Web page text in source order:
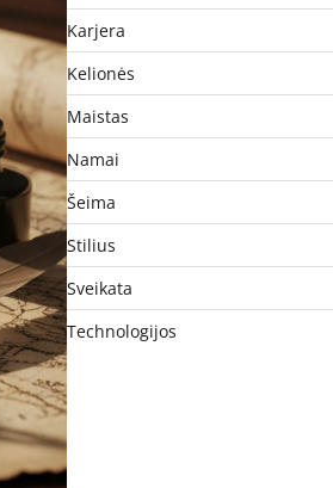
Karjera
Kelionės
Maistas
Namai
Šeima
Stilius
Sveikata
Technologijos